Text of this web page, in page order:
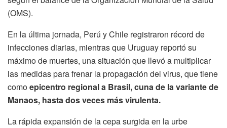
(OMS).
En la última jornada, Perú y Chile registraron récord de
infecciones diarias, mientras que Uruguay reportó su
máximo de muertes, una situación que llevó a multiplicar
las medidas para frenar la propagación del virus, que tiene
comoepicentro regional a Brasil, cuna de la variante de
Manaos, hasta dos veces más virulenta.
La rápida expansión de la cepa surgida en la urbe